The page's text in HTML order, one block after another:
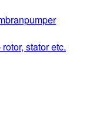
stator etc.